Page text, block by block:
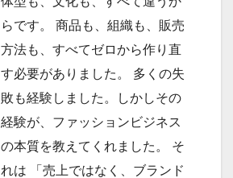
らです。 商品も、組織も、販売
方法も、すべてゼロから作り直
す必要がありました。 多くの失
敗も経験しました。しかしその
経験が、ファッションビジネス
の本質を教えてくれました。 そ
れは 「売上ではなく、ブランド